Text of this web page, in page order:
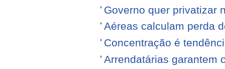
Governo quer privatizar
Aéreas calculam perda
Concentração é
Arrendatárias garantem